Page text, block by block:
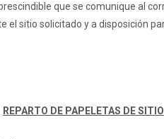
que se comunique al
sitio solicitado y a disposición
REPARTO DE PAPELETAS DE SITIO